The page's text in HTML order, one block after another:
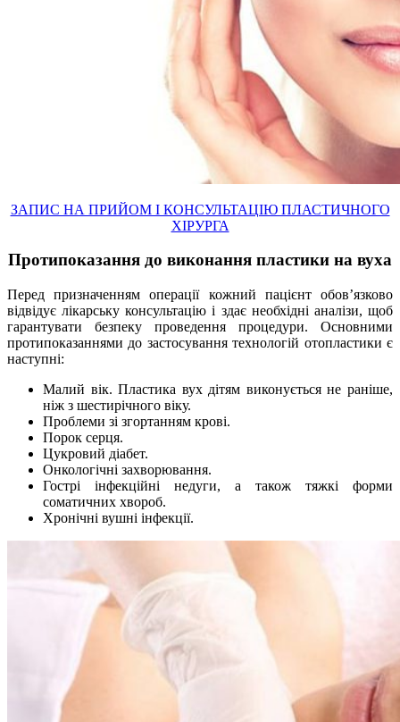
ЗАПИС НА ПРИЙОМ І КОНСУЛЬТАЦІЮ ПЛАСТИЧНОГО
ХІРУРГА
Протипоказання до виконання пластики на вуха
Перед призначенням операції кожний пацієнт обов’язково
відвідує лікарську консультацію і здає необхідні аналізи, щоб
гарантувати безпеку проведення процедури. Основними
протипоказаннями до застосування технологій отопластики є
наступні:
Малий вік. Пластика вух дітям виконується не раніше,
ніж з шестирічного віку.
Проблеми зі згортанням крові.
Порок серця.
Цукровий діабет.
Онкологічні захворювання.
Гострі інфекційні недуги, а також тяжкі форми
соматичних хвороб.
Хронічні вушні інфекції.